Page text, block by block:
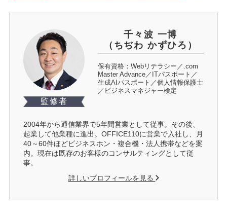
監修者
千々波 一博
（ちぢわ かずひろ）
保有資格：Webリテラシー／.com
Master Advance／ITパスポート／
生成AIパスポート／個人情報保護士
／ビジネスマネジャー検定
2004年から通信業界で5年間営業として従事。その後、
起業して他業種に進出。OFFICE110に営業で入社し、月
40～60件ほどビジネスホン・複合機・法人携帯などを案
内。現在は既存のお客様のコンサルティングとして従
事。
詳しいプロフィールを見る